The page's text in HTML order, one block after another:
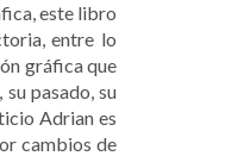
este libro
entre lo
gráfica que
pasado, su
Adrian es
cambios de